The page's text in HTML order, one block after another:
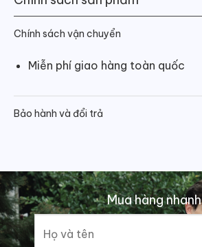
Chính sách vận chuyển
Miễn phí giao hàng toàn quốc
Bảo hành và đổi trả
Mua hàng nhanh